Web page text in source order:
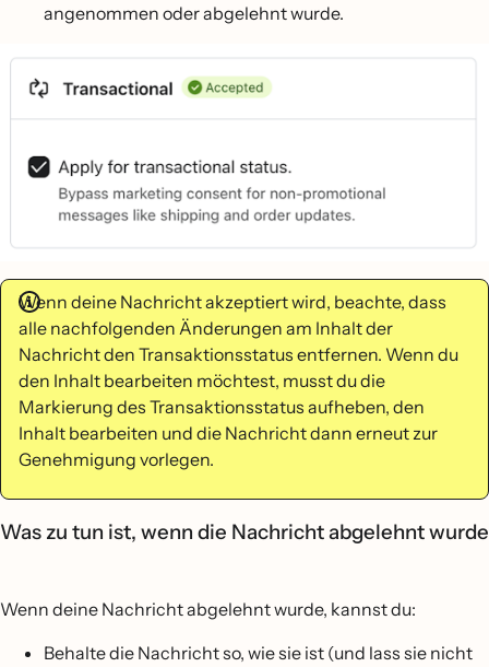
angenommen oder abgelehnt wurde.
Wenn deine Nachricht akzeptiert wird, beachte, dass
alle nachfolgenden Änderungen am Inhalt der
Nachricht den Transaktionsstatus entfernen. Wenn du
den Inhalt bearbeiten möchtest, musst du die
Markierung des Transaktionsstatus aufheben, den
Inhalt bearbeiten und die Nachricht dann erneut zur
Genehmigung vorlegen.
Was zu tun ist, wenn die Nachricht abgelehnt wurde
Wenn deine Nachricht abgelehnt wurde, kannst du:
Behalte die Nachricht so, wie sie ist (und lass sie nicht